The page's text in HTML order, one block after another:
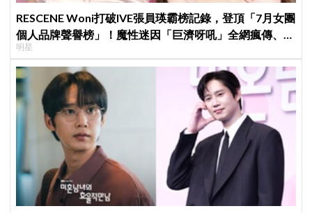
RESCENE Woni打破IVE張員瑛霸榜記錄，登頂「7月女團
個人品牌聲譽榜」！魔性迷因「巨濟呀吼」全網瘋傳、逆
襲Melon第一
明星